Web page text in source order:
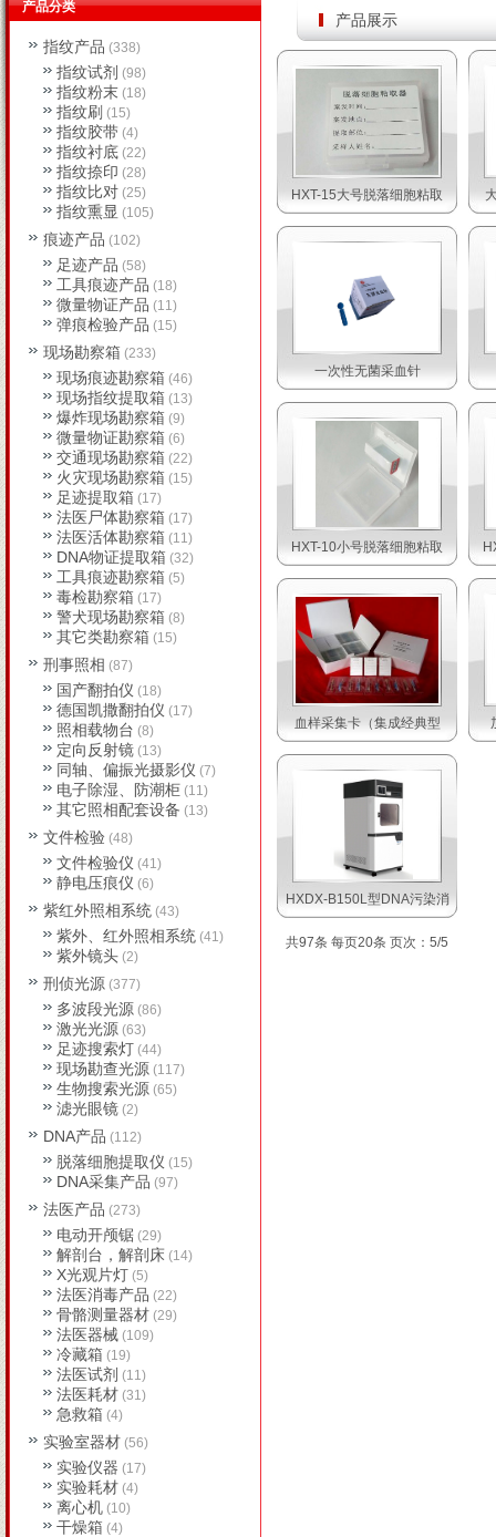
产品展示
HXT-15大号脱落细胞粘取
一次性无菌采血针
HXT-10小号脱落细胞粘取
血样采集卡（集成经典型
HXDX-B150L型DNA污染消
共97条 每页20条 页次：5/5
产品分类
指纹产品 (338)
指纹试剂 (98)
指纹粉末 (18)
指纹刷 (15)
指纹胶带 (4)
指纹衬底 (22)
指纹捺印 (28)
指纹比对 (25)
指纹熏显 (105)
痕迹产品 (102)
足迹产品 (58)
工具痕迹产品 (18)
微量物证产品 (11)
弹痕检验产品 (15)
现场勘察箱 (233)
现场痕迹勘察箱 (46)
现场指纹提取箱 (13)
爆炸现场勘察箱 (9)
微量物证勘察箱 (6)
交通现场勘察箱 (22)
火灾现场勘察箱 (15)
足迹提取箱 (17)
法医尸体勘察箱 (17)
法医活体勘察箱 (11)
DNA物证提取箱 (32)
工具痕迹勘察箱 (5)
毒检勘察箱 (17)
警犬现场勘察箱 (8)
其它类勘察箱 (15)
刑事照相 (87)
国产翻拍仪 (18)
德国凯撒翻拍仪 (17)
照相载物台 (8)
定向反射镜 (13)
同轴、偏振光摄影仪 (7)
电子除湿、防潮柜 (11)
其它照相配套设备 (13)
文件检验 (48)
文件检验仪 (41)
静电压痕仪 (6)
紫红外照相系统 (43)
紫外、红外照相系统 (41)
紫外镜头 (2)
刑侦光源 (377)
多波段光源 (86)
激光光源 (63)
足迹搜索灯 (44)
现场勘查光源 (117)
生物搜索光源 (65)
滤光眼镜 (2)
DNA产品 (112)
脱落细胞提取仪 (15)
DNA采集产品 (97)
法医产品 (273)
电动开颅锯 (29)
解剖台，解剖床 (14)
X光观片灯 (5)
法医消毒产品 (22)
骨骼测量器材 (29)
法医器械 (109)
冷藏箱 (19)
法医试剂 (11)
法医耗材 (31)
急救箱 (4)
实验室器材 (56)
实验仪器 (17)
实验耗材 (4)
离心机 (10)
干燥箱 (4)